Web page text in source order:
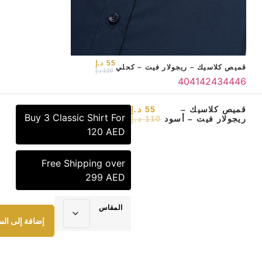
الرئيسية /قميص كلاسيك / قميص
كلاسيك – ريجولار فيت – أسود
قميص كلاسيك –
ريجولار فيت – أسود 110 د.إ
55 د.إ
Buy 3 Classic Shirt For
120 AED
Free Shipping over
299 AED
المقاس
إضافة إلى
قميص كلاسيك – ريجولار فيت – كحلي 120 د.إ
55 د.إ
404142434446
تسوق خدماتنا من نحن